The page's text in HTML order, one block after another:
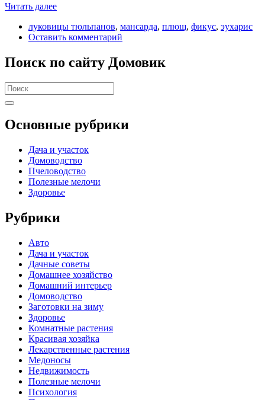
Читать далее
луковицы тюльпанов, мансарда, плющ, фикус, эухарис
Оставить комментарий
Поиск по сайту Домовик
Search
for:
Основные рубрики
Дача и участок
Домоводство
Пчеловодство
Полезные мелочи
Здоровье
Рубрики
Авто
Дача и участок
Дачные советы
Домашнее хозяйство
Домашний интерьер
Домоводство
Заготовки на зиму
Здоровье
Комнатные растения
Красивая хозяйка
Лекарственные растения
Медоносы
Недвижимость
Полезные мелочи
Психология